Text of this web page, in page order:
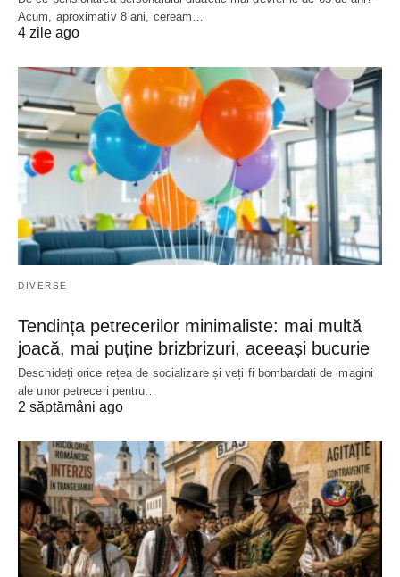
Acum, aproximativ 8 ani, ceream…
4 zile ago
DIVERSE
Tendința petrecerilor minimaliste: mai multă
joacă, mai puține brizbrizuri, aceeași bucurie
Deschideți orice rețea de socializare și veți fi bombardați de imagini
ale unor petreceri pentru…
2 săptămâni ago